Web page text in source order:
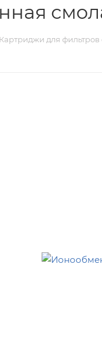
Картриджи для фильтров